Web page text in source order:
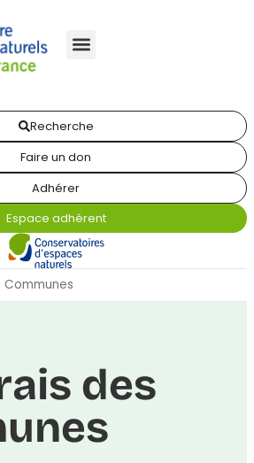
Recherche
Faire un don
Adhérer
Espace adhérent
Communes
des